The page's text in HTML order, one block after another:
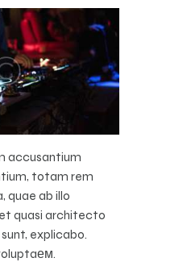
accusantium
totam rem
quae ab illo
quasi architecto
explicabo.